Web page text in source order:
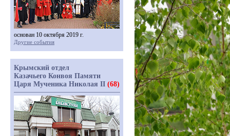
основан 10 октября 2019 г.
Другие события
Крымский отдел
Казачьего Конвоя Памяти
Царя Мученика Николая II (68)